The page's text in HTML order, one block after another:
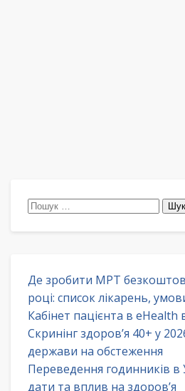
Пошук:
Де зробити МРТ
році: список лікарень,
Кабінет пацієнта в
Скринінг здоров’я 40+ у
держави на обстеження
Переведення годинників в
дати та вплив на здоров’я